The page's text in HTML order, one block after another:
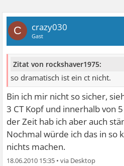
C crazy030
Gast
Zitat von rockshaver1975:
so dramatisch ist ein ct nicht.
Bin ich mir nicht so sicher,
3 CT Kopf und innerhalb von
der Zeit hab ich aber auch
Nochmal würde ich das in so
nichts machen.
18.06.2010 15:35 •